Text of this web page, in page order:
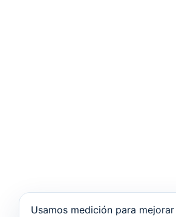
Usamos medición para